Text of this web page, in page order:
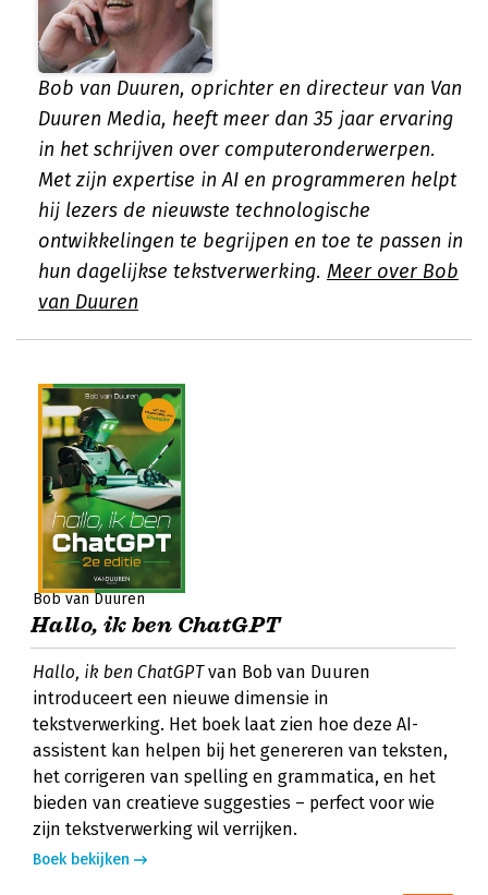
Bob van Duuren, oprichter en directeur van Van
Duuren Media, heeft meer dan 35 jaar ervaring
in het schrijven over computeronderwerpen.
Met zijn expertise in AI en programmeren helpt
hij lezers de nieuwste technologische
ontwikkelingen te begrijpen en toe te passen in
hun dagelijkse tekstverwerking. Meer over Bob
van Duuren
Bob van Duuren
Hallo, ik ben ChatGPT
Hallo, ik ben ChatGPTvan Bob van Duuren
introduceert een nieuwe dimensie in
tekstverwerking. Het boek laat zien hoe deze AI-
assistent kan helpen bij het genereren van teksten,
het corrigeren van spelling en grammatica, en het
bieden van creatieve suggesties – perfect voor wie
zijn tekstverwerking wil verrijken.
Boek bekijken